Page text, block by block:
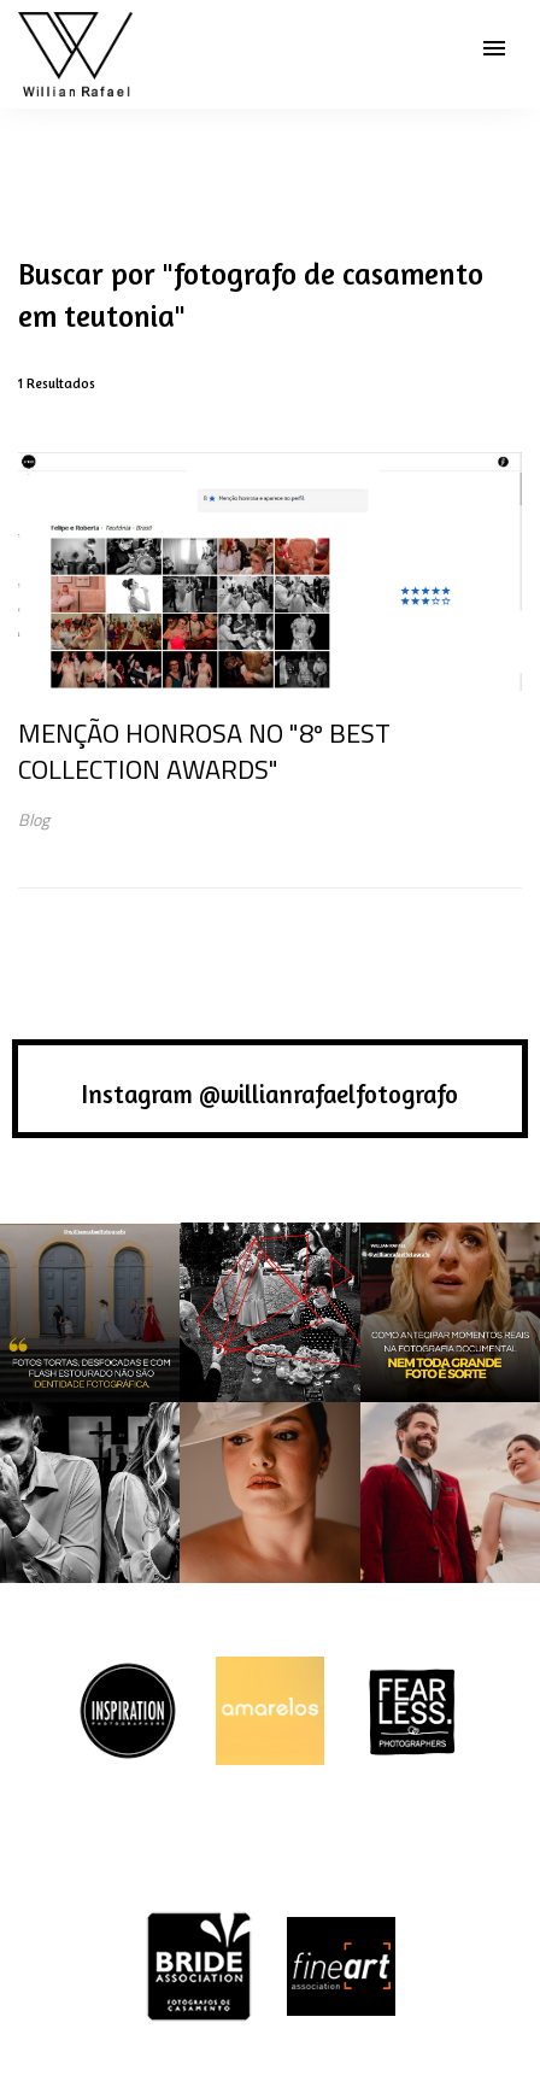
menu
Buscar por "fotografo de casamento
em teutonia"
1 Resultados
MENÇÃO HONROSA NO "8º BEST
COLLECTION AWARDS"
Blog
Instagram @willianrafaelfotografo